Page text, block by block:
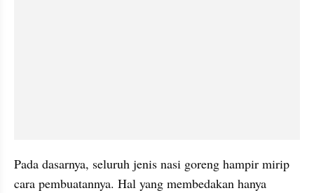
Pada dasarnya, seluruh jenis nasi goreng hampir mirip
cara pembuatannya. Hal yang membedakan hanya